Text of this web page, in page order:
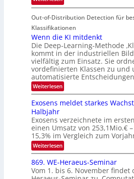
i
n
I
S
I
O
N
T
e
c
h
T
a
k
s
o
r
e
n
a
u
f
d
e
r
V
S
I
O
N
2
0
T
a
g
u
n
g
z
u
E
l
e
t
r
o
n
k
-
Out-of-Distribution Detection für
Klassifikationen
Wenn die KI mitdenkt
Die Deep-Learning-Methode
kommt in der industriellen
vielfältig zum Einsatz. Sie
vordefinierten Klassen zu und
automatisierte
Weiterlesen:
W
n
d
i
e
K
I
m
i
t
d
Exosens meldet starkes
Halbjahr
Exosens verzeichnete im
einen Umsatz von 253,1Mio.€
15,3% im Vergleich zum
Weiterlesen:
E
x
o
s
869. WE-Heraeus-Seminar
Vom 1. bis 6. November findet